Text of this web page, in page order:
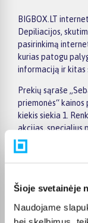
Šioje svetainėje
Naudojame
BIGBOX.LT
Depiliacijos,
pasirinkimą
kurias patogu
informaciją ir kitas
Prekių sąraše
priemonės“ kainos
kiekis siekia 1.
akcijas, specialius
papildomas
geriausiai jūsų
susiaurinti
priemonės“